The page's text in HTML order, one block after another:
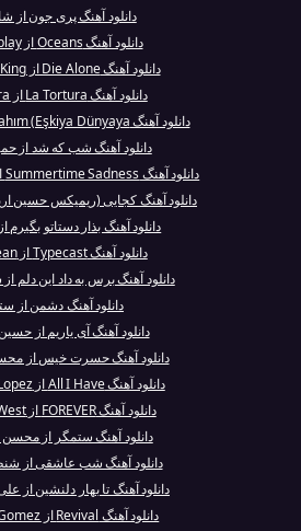
دانلود آهنگ پری جون از
دانلود آهنگ Oceans از Coldplay
دانلود آهنگ Die Alone از Marcus King
دانلود آهنگ La Tortura از Shakira
دانلود آهنگ Çeşm-i Siyahım (Eşkiya Dünyaya ...
دانلود آهنگ شب که شد از
دانلود آهنگ Summertime Sadness از Lana Del Rey
دانلود آهنگ کجایی (ریمیکس حسین
دانلود آهنگ بذار دستاتو بگیرم
دانلود آهنگ Typecast از Big Sean
دانلود آهنگ برس به داد این دلم
دانلود آهنگ دشمن از
دانلود آهنگ آی یاریم از
دانلود آهنگ حسرت خیس از
دانلود آهنگ All I Have از Jennifer Lopez
دانلود آهنگ FOREVER از Kanye West
دانلود آهنگ ستمگر از
دانلود آهنگ شب عاشقی از
دانلود آهنگ تا بهار دلنشین از
دانلود آهنگ Revival از Selena Gomez